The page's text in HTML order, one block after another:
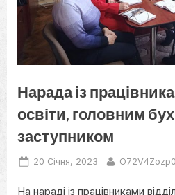
Нарада із
освіти, головним
заступником
Posted
20 Січня, 2023 By
На нараді із працівниками